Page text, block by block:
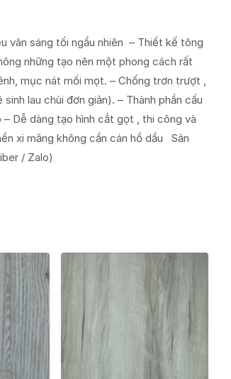
vân sáng tối ngẩu nhiên – Thiết kế tông
những tạo nên một phong cách rất
mục nát mối mọt. – Chống trơn trượt ,
lau chùi đơn giản). – Thành phần cấu
Dễ dàng tạo hình cắt gọt , thi công và
xi măng không cần cán hồ dầu Sản
/ Zalo)